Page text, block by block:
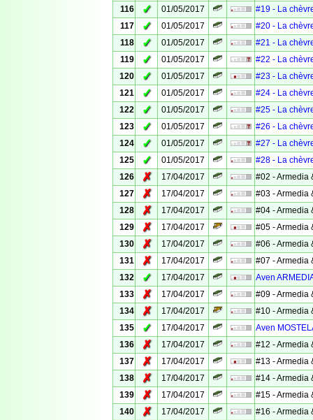
116
✓ 01/05/2017
#19 - La
117
✓ 01/05/2017
#20 - La
118
✓ 01/05/2017
#21 - La
119
✓ 01/05/2017
#22 - La
120
✓ 01/05/2017
#23 - La
121
✓ 01/05/2017
#24 - La
122
✓ 01/05/2017
#25 - La
123
✓ 01/05/2017
#26 - La
124
✓ 01/05/2017
#27 - La
125
✓ 01/05/2017
#28 - La
126
✗ 17/04/2017
#02 - Armedia
127
✗ 17/04/2017
#03 - Armedia
128
✗ 17/04/2017
#04 - Armedia
129
✗ 17/04/2017
#05 - Armedia
130
✗ 17/04/2017
#06 - Armedia
131
✗ 17/04/2017
#07 - Armedia
132
✓ 17/04/2017
Aven
133
✗ 17/04/2017
#09 - Armedia
134
✗ 17/04/2017
#10 - Armedia
135
✓ 17/04/2017
Aven
136
✗ 17/04/2017
#12 - Armedia
137
✗ 17/04/2017
#13 - Armedia
138
✗ 17/04/2017
#14 - Armedia
139
✗ 17/04/2017
#15 - Armedia
140
✗ 17/04/2017
#16 - Armedia